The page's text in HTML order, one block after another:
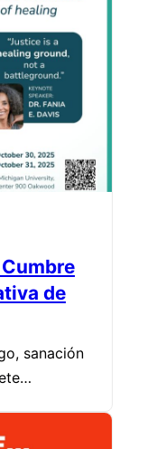
de
sanación